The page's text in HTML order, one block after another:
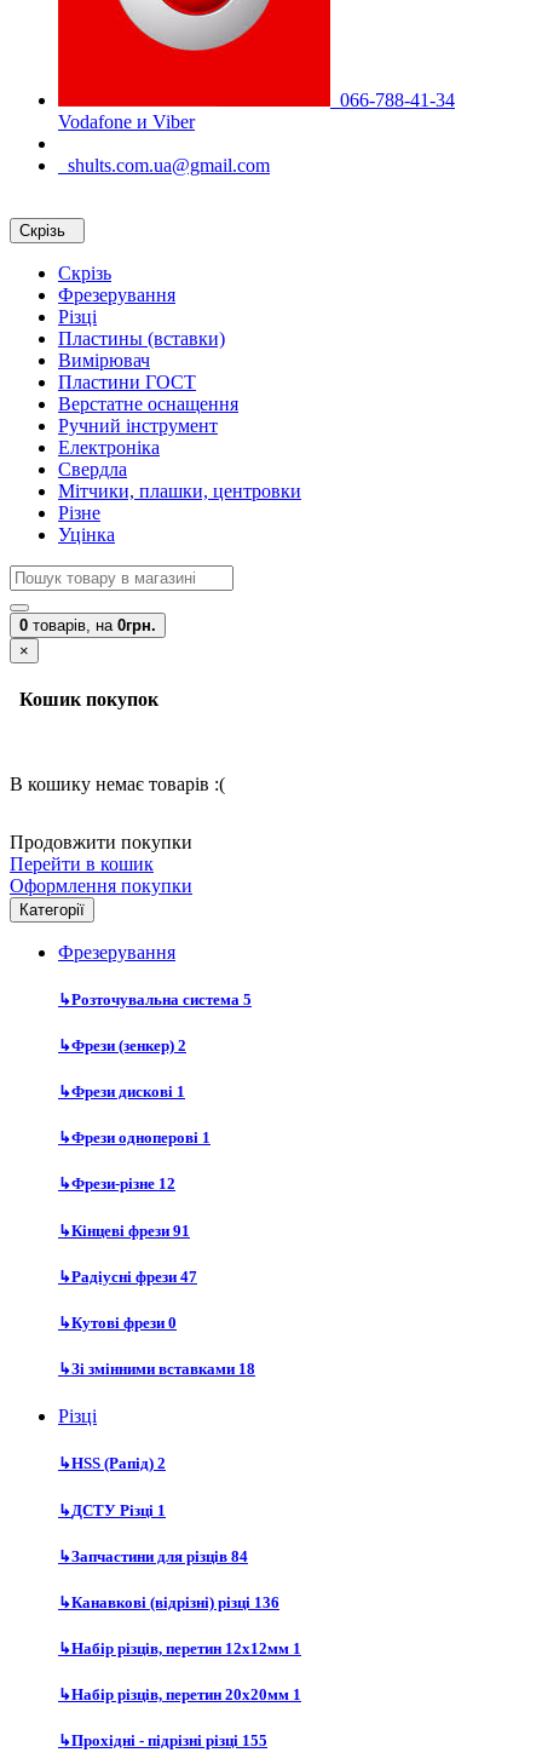
066-788-41-34
Vodafone и Viber
shults.com.ua@gmail.com
Скрізь
Скрізь
Фрезерування
Різці
Пластины (вставки)
Вимірювач
Пластини ГОСТ
Верстатне оснащення
Ручний інструмент
Електроніка
Свердла
Мітчики, плашки, центровки
Різне
Уцінка
0 товарів, на 0грн.
×
Кошик покупок
В кошику немає товарів :(
Продовжити покупки
Перейти в кошик
Оформлення покупки
Категорії
Фрезерування
↳Розточувальна система 5
↳Фрези (зенкер) 2
↳Фрези дискові 1
↳Фрези одноперові 1
↳Фрези-різне 12
↳Кінцеві фрези 91
↳Радіусні фрези 47
↳Кутові фрези 0
↳Зі змінними вставками 18
Різці
↳HSS (Рапід) 2
↳ДСТУ Різці 1
↳Запчастини для різців 84
↳Канавкові (відрізні) різці 136
↳Набір різців, перетин 12х12мм 1
↳Набір різців, перетин 20х20мм 1
↳Прохідні - підрізні різці 155